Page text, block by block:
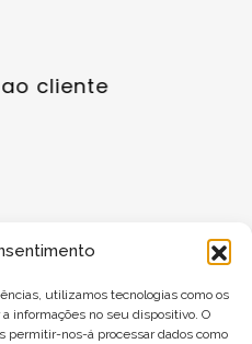
utilizamos tecnologias como os
informações no seu dispositivo. O
permitir-nos-á processar dados como
cliente